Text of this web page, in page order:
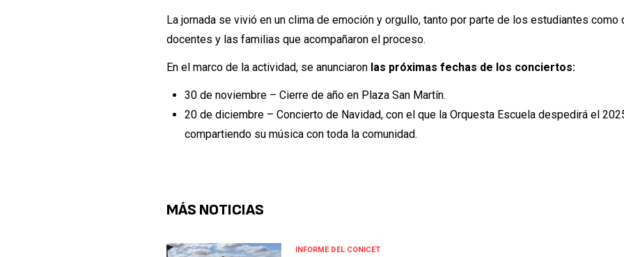
La jornada se vivió en un clima de emoción y orgullo, tanto por parte de los estudiantes como
docentes y las familias que acompañaron el proceso.
En el marco de la actividad, se anunciaron las próximas fechas de los conciertos:
30 de noviembre – Cierre de año en Plaza San Martín.
20 de diciembre – Concierto de Navidad, con el que la Orquesta Escuela despedirá el
compartiendo su música con toda la comunidad.
MÁS NOTICIAS
INFORME DEL CONICET